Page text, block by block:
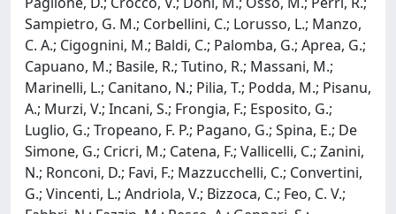
Sampietro, G. M.; Corbellini, C.; Lorusso, L.; Manzo,
C. A.; Cigognini, M.; Baldi, C.; Palomba, G.; Aprea, G.;
Capuano, M.; Basile, R.; Tutino, R.; Massani, M.;
Marinelli, L.; Canitano, N.; Pilia, T.; Podda, M.; Pisanu,
A.; Murzi, V.; Incani, S.; Frongia, F.; Esposito, G.;
Luglio, G.; Tropeano, F. P.; Pagano, G.; Spina, E.; De
Simone, G.; Cricri, M.; Catena, F.; Vallicelli, C.; Zanini,
N.; Ronconi, D.; Favi, F.; Mazzucchelli, C.; Convertini,
G.; Vincenti, L.; Andriola, V.; Bizzoca, C.; Feo, C. V.;